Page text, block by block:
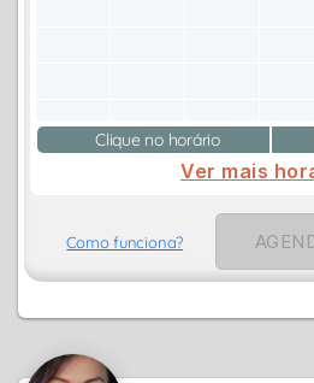
Clique no horário
Ver mais
Como funciona?